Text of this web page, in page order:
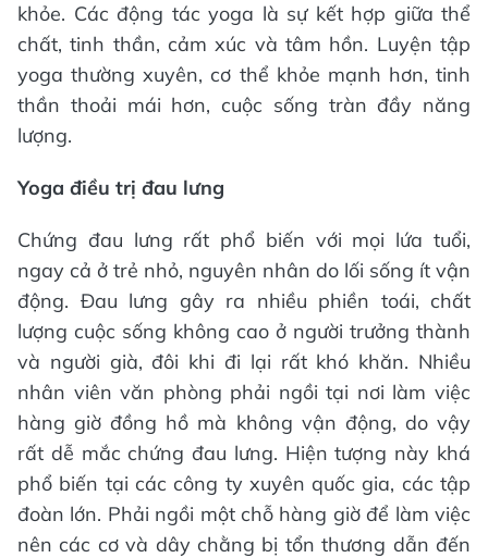
khỏe. Các động tác yoga là sự kết hợp giữa thể
chất, tinh thần, cảm xúc và tâm hồn. Luyện tập
yoga thường xuyên, cơ thể khỏe mạnh hơn, tinh
thần thoải mái hơn, cuộc sống tràn đầy năng
lượng.
Yoga điều trị đau lưng
Chứng đau lưng rất phổ biến với mọi lứa tuổi,
ngay cả ở trẻ nhỏ, nguyên nhân do lối sống ít vận
động. Đau lưng gây ra nhiều phiền toái, chất
lượng cuộc sống không cao ở người trưởng thành
và người già, đôi khi đi lại rất khó khăn. Nhiều
nhân viên văn phòng phải ngồi tại nơi làm việc
hàng giờ đồng hồ mà không vận động, do vậy
rất dễ mắc chứng đau lưng. Hiện tượng này khá
phổ biến tại các công ty xuyên quốc gia, các tập
đoàn lớn. Phải ngồi một chỗ hàng giờ để làm việc
nên các cơ và dây chằng bị tổn thương dẫn đến